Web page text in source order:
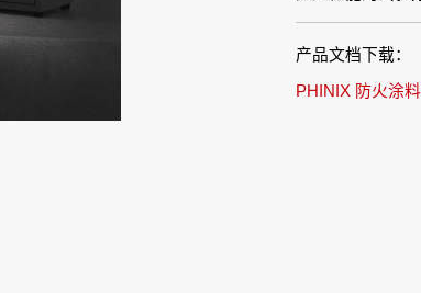
产品文档下载：
PHINIX 防火涂